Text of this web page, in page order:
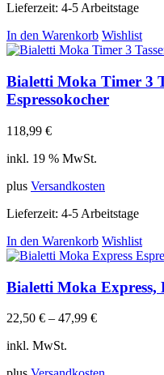
Lieferzeit: 4-5 Arbeitstage
In den Warenkorb Wishlist
Bialetti Moka Timer 3
Espressokocher
118,99 €
inkl. 19 % MwSt.
plus Versandkosten
Lieferzeit: 4-5 Arbeitstage
In den Warenkorb Wishlist
Bialetti Moka Express,
22,50 € – 47,99 €
inkl. MwSt.